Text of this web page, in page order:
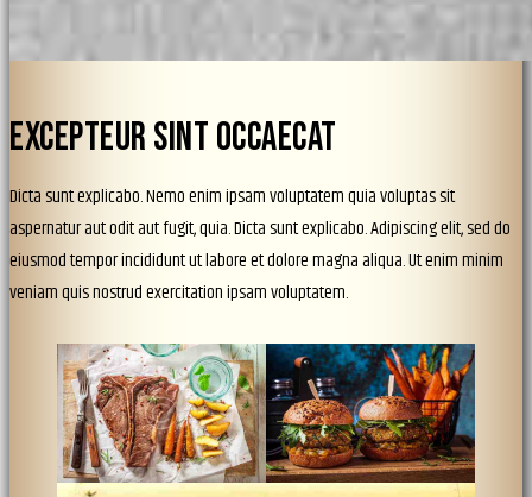
EXCEPTEUR SINT OCCAECAT
Dicta sunt explicabo. Nemo enim ipsam voluptatem quia voluptas sit
aspernatur aut odit aut fugit, quia. Dicta sunt explicabo. Adipiscing elit, sed do
eiusmod tempor incididunt ut labore et dolore magna aliqua. Ut enim minim
veniam quis nostrud exercitation ipsam voluptatem.